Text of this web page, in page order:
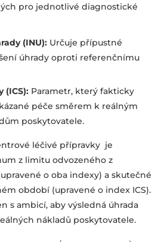
pro jednotlivé diagnostické
(INU): Určuje přípustné
úhrady oproti referenčnímu
(ICS): Parametr, který fakticky
péče směrem k reálným
poskytovatele.
léčivé přípravky je
z limitu odvozeného z
o oba indexy) a skutečné
období (upravené o index ICS).
s ambicí, aby výsledná úhrada
nákladů poskytovatele.